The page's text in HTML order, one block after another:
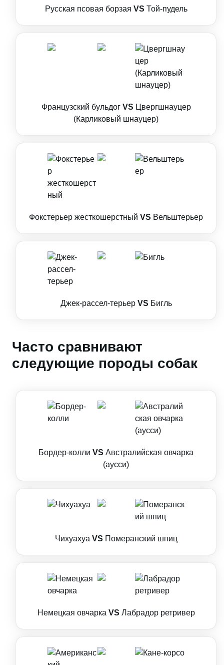
Русская псовая борзая VS Той-пудель
Французский бульдог VS Цвергшнауцер
(Карликовый шнауцер)
Фокстерьер жесткошерстный VS Вельштерьер
Джек-рассел-терьер VS Бигль
Часто сравнивают
следующие породы собак
Бордер-колли VS Австралийская овчарка
(аусси)
Чихуахуа VS Померанский шпиц
Немецкая овчарка VS Лабрадор ретривер